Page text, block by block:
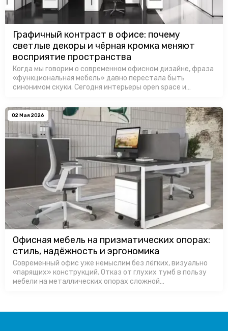
Графичный контраст в офисе: почему
светлые декоры и чёрная кромка меняют
восприятие пространства
Когда мы говорим о современном офисном дизайне, фраза
«функциональная мебель» давно перестала быть
синонимом скуки. Сегодня интерьеры open space и
визуального языка. Один из с…
02 Мая 2026
Офисная мебель на призматических опорах:
стиль, надёжность и эргономика
Современный офис уже немыслим без лёгких, визуально
«парящих» конструкций. Отказ от глухих тумб в пользу
мебели на металлических опорах сложной